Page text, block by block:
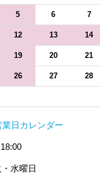
5 6 7
12 13 14
19 20 21
26 27 28
日カレンダー
水曜日